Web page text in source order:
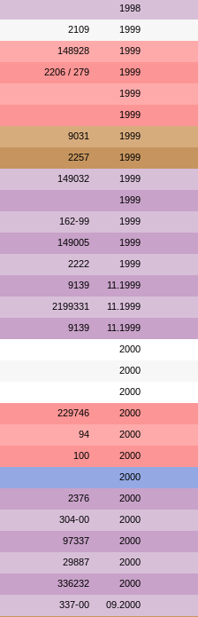
1998
2109 1999
148928 1999
2206 / 279 1999
1999
1999
9031 1999
2257 1999
149032 1999
1999
162-99 1999
149005 1999
2222 1999
9139 11.1999
2199331 11.1999
9139 11.1999
2000
2000
2000
229746 2000
94 2000
100 2000
2000
2376 2000
304-00 2000
97337 2000
29887 2000
336232 2000
337-00 09.2000